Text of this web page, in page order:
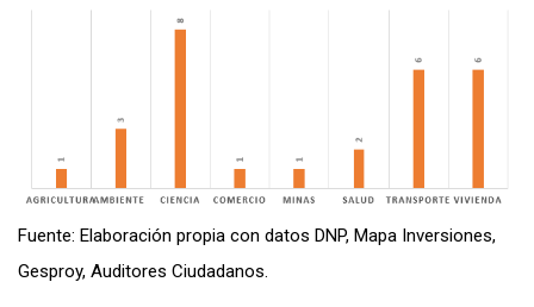
Fuente: Elaboración propia con datos DNP, Mapa Inversiones,
Gesproy, Auditores Ciudadanos.